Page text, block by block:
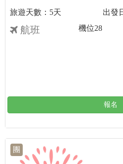
5天
航班 機位28
報名
團